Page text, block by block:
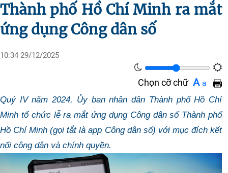
Thành phố Hồ Chí Minh ra mắt
ứng dụng Công dân số
10:34 29/12/2025
Chọn cỡ chữ A a
Quý IV năm 2024, Ủy ban nhân dân Thành phố Hồ Chí
Minh tổ chức lễ ra mắt ứng dụng Công dân số Thành phố
Hồ Chí Minh (gọi tắt là app Công dân số) với mục đích kết
nối công dân và chính quyền.